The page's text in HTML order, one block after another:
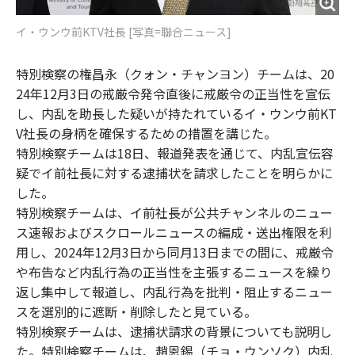
イ・ウンウ前KTV社長 [写真=聯合ニュース]
特別検察の権昌永（クォン・チャンヨン）チームは、20
24年12月3日の戒厳令発令直後に戒厳令の正当性を宣伝
し、内乱を助長した疑いが持たれているイ・ウンウ前KT
V社長の身柄を確保するための措置を講じた。
特別検察チームは18日、報道発表を通じて、内乱宣伝容
疑でイ前社長に対する逮捕状を請求したことを明らかに
した。
特別検察チームは、イ前社長が公共チャンネルのニュー
ス速報およびスクロールニュースの編成・送出権限を利
用し、2024年12月3日から同月13日までの間に、戒厳令
や布告など内乱行為の正当性を主張するニュースを繰り
返し集中して報道し、内乱行為を批判・阻止するニュー
スを選別的に遮断・削除したと見ている。
特別検察チームは、逮捕状請求の背景についても説明し
た。特別検察チームは、趙恩錫（チョ・ウンソク）内乱